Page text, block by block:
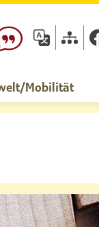
Mobilität